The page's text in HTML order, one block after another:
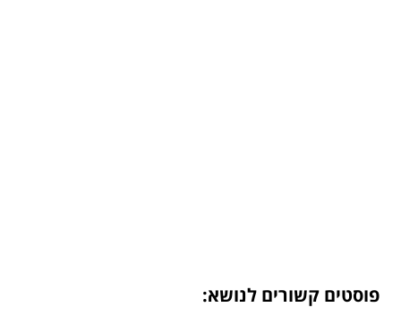
פוסטים קשורים לנושא: